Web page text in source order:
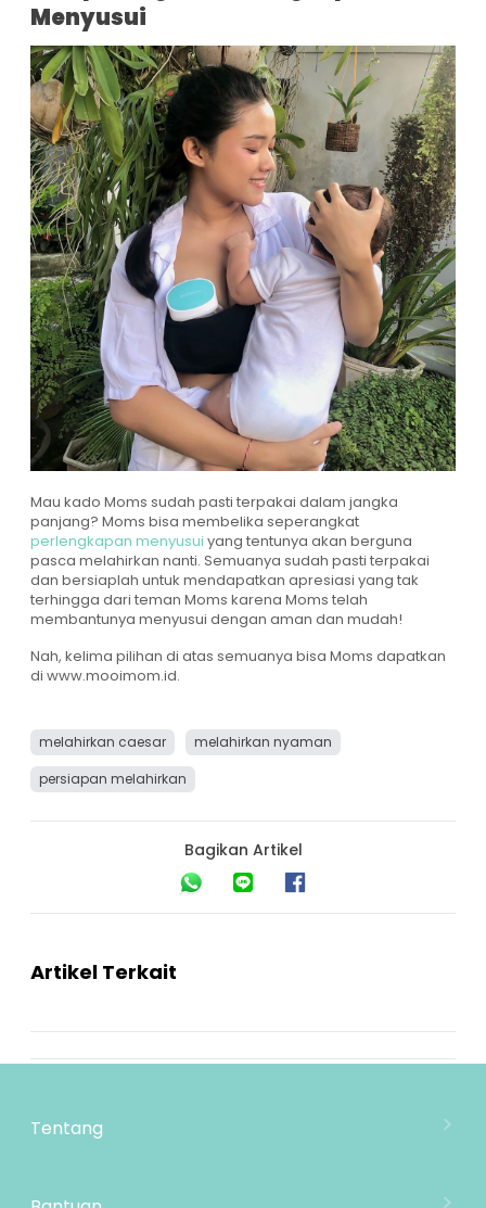
Menyusui
Mau kado Moms sudah pasti terpakai dalam jangka
panjang? Moms bisa membelika seperangkat
perlengkapan menyusui yang tentunya akan berguna
pasca melahirkan nanti. Semuanya sudah pasti terpakai
dan bersiaplah untuk mendapatkan apresiasi yang tak
terhingga dari teman Moms karena Moms telah
membantunya menyusui dengan aman dan mudah!
Nah, kelima pilihan di atas semuanya bisa Moms dapatkan
di www.mooimom.id.
melahirkan caesar
melahirkan nyaman
persiapan melahirkan
Bagikan Artikel
Artikel Terkait
Tentang
Lokasi Toko